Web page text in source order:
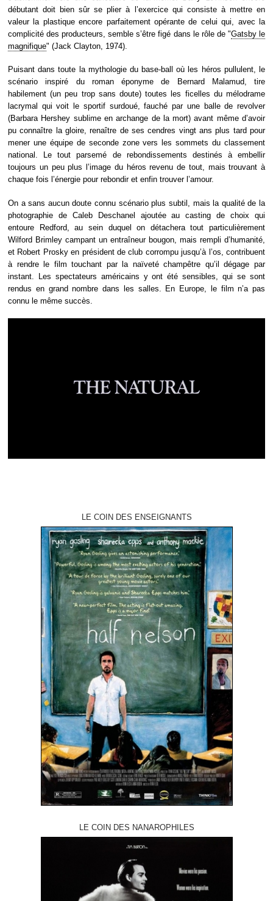
débutant doit bien sûr se plier à l’exercice qui consiste à mettre en
valeur la plastique encore parfaitement opérante de celui qui, avec la
complicité des producteurs, semble s’être figé dans le rôle de "Gatsby le
magnifique" (Jack Clayton, 1974).
Puisant dans toute la mythologie du base-ball où les héros pullulent, le
scénario inspiré du roman éponyme de Bernard Malamud, tire
habilement (un peu trop sans doute) toutes les ficelles du mélodrame
lacrymal qui voit le sportif surdoué, fauché par une balle de revolver
(Barbara Hershey sublime en archange de la mort) avant même d’avoir
pu connaître la gloire, renaître de ses cendres vingt ans plus tard pour
mener une équipe de seconde zone vers les sommets du classement
national. Le tout parsemé de rebondissements destinés à embellir
toujours un peu plus l’image du héros revenu de tout, mais trouvant à
chaque fois l’énergie pour rebondir et enfin trouver l’amour.
On a sans aucun doute connu scénario plus subtil, mais la qualité de la
photographie de Caleb Deschanel ajoutée au casting de choix qui
entoure Redford, au sein duquel on détachera tout particulièrement
Wilford Brimley campant un entraîneur bougon, mais rempli d’humanité,
et Robert Prosky en président de club corrompu jusqu’à l’os, contribuent
à rendre le film touchant par la naïveté champêtre qu’il dégage par
instant. Les spectateurs américains y ont été sensibles, qui se sont
rendus en grand nombre dans les salles. En Europe, le film n’a pas
connu le même succès.
LE COIN DES ENSEIGNANTS
LE COIN DES NANAROPHILES